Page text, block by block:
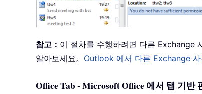
참고： 이 절차를 수행하려면 다른 Exchange
알아보세요。 Outlook 에서 다른 Exchange
Office Tab - Microsoft Office 에서 탭 기반